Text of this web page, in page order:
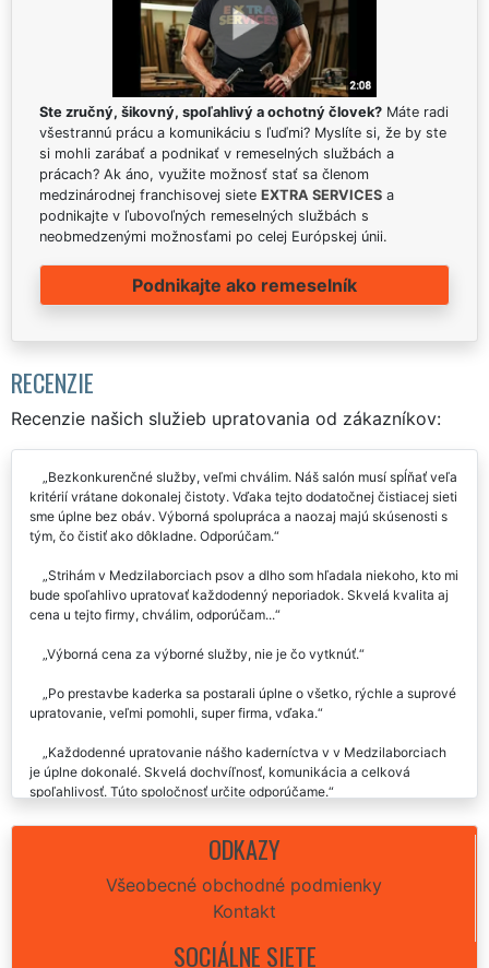
Ste zručný, šikovný, spoľahlivý a ochotný človek? Máte radi
všestrannú prácu a komunikáciu s ľuďmi? Myslíte si, že by ste
si mohli zarábať a podnikať v remeselných službách a
prácach? Ak áno, využite možnosť stať sa členom
medzinárodnej franchisovej siete EXTRA SERVICES a
podnikajte v ľubovoľných remeselných službách s
neobmedzenými možnosťami po celej Európskej únii.
Podnikajte ako remeselník
RECENZIE
Recenzie našich služieb upratovania od zákazníkov:
Bezkonkurenčné služby, veľmi chválim. Náš salón musí spĺňať veľa
kritérií vrátane dokonalej čistoty. Vďaka tejto dodatočnej čistiacej sieti
sme úplne bez obáv. Výborná spolupráca a naozaj majú skúsenosti s
tým, čo čistiť ako dôkladne. Odporúčam.
Strihám v Medzilaborciach psov a dlho som hľadala niekoho, kto mi
bude spoľahlivo upratovať každodenný neporiadok. Skvelá kvalita aj
cena u tejto firmy, chválim, odporúčam...
Výborná cena za výborné služby, nie je čo vytknúť.
Po prestavbe kaderka sa postarali úplne o všetko, rýchle a suprové
upratovanie, veľmi pomohli, super firma, vďaka.
Každodenné upratovanie nášho kaderníctva v v Medzilaborciach
je úplne dokonalé. Skvelá dochvíľnosť, komunikácia a celková
spoľahlivosť. Túto spoločnosť určite odporúčame.
ODKAZY
Všeobecné obchodné podmienky
Kontakt
SOCIÁLNE SIETE